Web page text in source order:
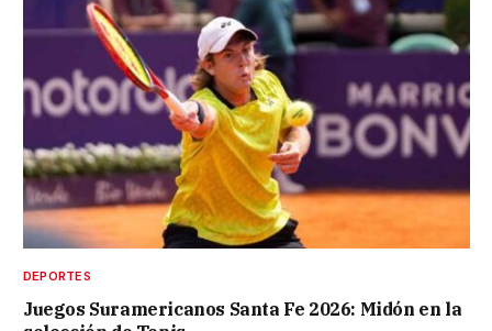
DEPORTES
Juegos Suramericanos Santa Fe 2026: Midón en la